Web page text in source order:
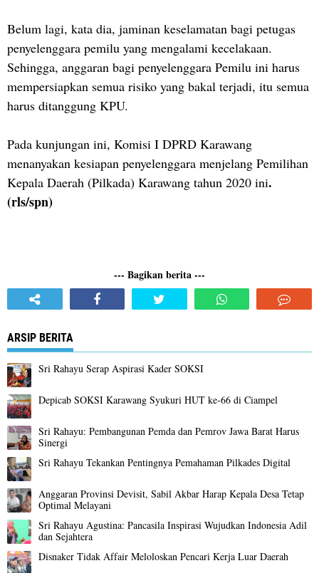
Belum lagi, kata dia, jaminan keselamatan bagi petugas
penyelenggara pemilu yang mengalami kecelakaan.
Sehingga, anggaran bagi penyelenggara Pemilu ini harus
mempersiapkan semua risiko yang bakal terjadi, itu semua
harus ditanggung KPU.
Pada kunjungan ini, Komisi I DPRD Karawang
menanyakan kesiapan penyelenggara menjelang Pemilihan
Kepala Daerah (Pilkada) Karawang tahun 2020 ini.
(rls/spn)
--- Bagikan berita ---
ARSIP BERITA
Sri Rahayu Serap Aspirasi Kader SOKSI
Depicab SOKSI Karawang Syukuri HUT ke‑66 di Ciampel
Sri Rahayu: Pembangunan Pemda dan Pemrov Jawa Barat Harus
Sinergi
Sri Rahayu Tekankan Pentingnya Pemahaman Pilkades Digital ‎
Anggaran Provinsi Devisit, Sabil Akbar Harap Kepala Desa Tetap
Optimal Melayani
Sri Rahayu Agustina: Pancasila Inspirasi Wujudkan Indonesia Adil
dan Sejahtera
Disnaker Tidak Affair Meloloskan Pencari Kerja Luar Daerah